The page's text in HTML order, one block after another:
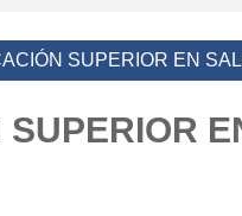
SUPERIOR EN